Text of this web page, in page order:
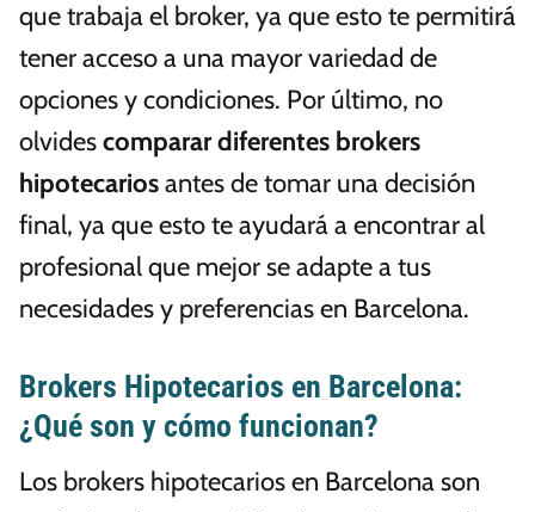
que trabaja el broker, ya que esto te permitirá
tener acceso a una mayor variedad de
opciones y condiciones. Por último, no
olvidescomparar diferentes brokers
hipotecariosantes de tomar una decisión
final, ya que esto te ayudará a encontrar al
profesional que mejor se adapte a tus
necesidades y preferencias en Barcelona.
Brokers Hipotecarios en Barcelona:
¿Qué son y cómo funcionan?
Los brokers hipotecarios en Barcelona son